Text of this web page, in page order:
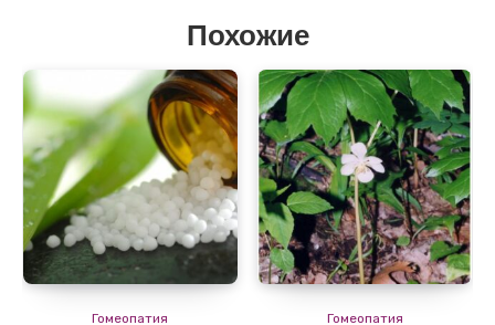
Похожие
Гомеопатия Гомеопатия